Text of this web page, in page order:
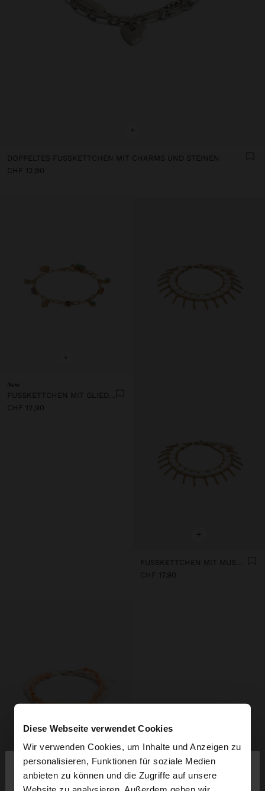
Diese Webseite verwendet Cookies
Wir verwenden Cookies, um Inhalte und Anzeigen zu
personalisieren, Funktionen für soziale Medien
anbieten zu können und die Zugriffe auf unsere
hallo
+
DOPPELTES FUSSKETTCHEN MIT CHARMS UND STEINEN
CHF 12,90
+
New
FUSSKETTCHEN MIT GLIEDERN UND STEINEN
CHF 12,90
+
FUSSKETTCHEN MIT MUSCHELN
CHF 17,90